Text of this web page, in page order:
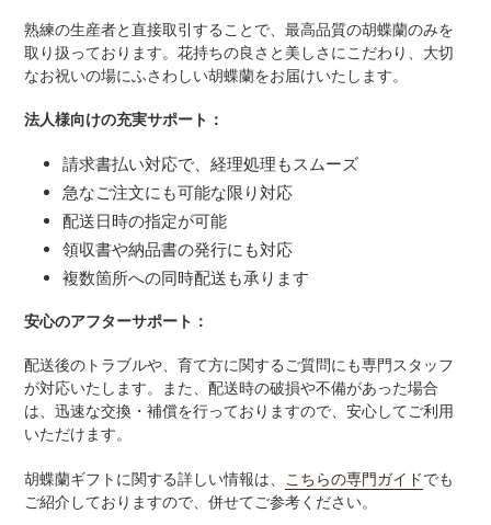
熟練の生産者と直接取引することで、最高品質の胡蝶蘭のみを
取り扱っております。花持ちの良さと美しさにこだわり、大切
なお祝いの場にふさわしい胡蝶蘭をお届けいたします。
法人様向けの充実サポート：
請求書払い対応で、経理処理もスムーズ
急なご注文にも可能な限り対応
配送日時の指定が可能
領収書や納品書の発行にも対応
複数箇所への同時配送も承ります
安心のアフターサポート：
配送後のトラブルや、育て方に関するご質問にも専門スタッフ
が対応いたします。また、配送時の破損や不備があった場合
は、迅速な交換・補償を行っておりますので、安心してご利用
いただけます。
胡蝶蘭ギフトに関する詳しい情報は、 こちらの専門ガイドでも
ご紹介しておりますので、併せてご参考ください。